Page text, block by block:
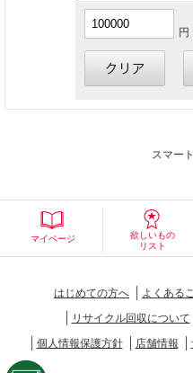
円
スマー
マイページ
欲しいもの
リスト
はじめての方へ よくある
リサイクル回収について
個人情報保護方針
店舗情報